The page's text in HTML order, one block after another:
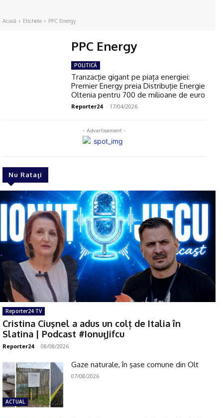
Acasă Etichete PPC Energy
PPC Energy
- Advertisement -
Nu Rataţi
Reporter24 TV
Cristina Ciuşnel a adus un colț de Italia în
Slatina | Podcast #IonuţJifcu
Reporter24 - 08/08/2026
ACTUAL
Gaze naturale, în şase comune din Olt
07/08/2026
POLITICĂ
Tranzacție gigant pe piața energiei:
Premier Energy preia Distribuție Energie
Oltenia pentru 700 de milioane de euro
Reporter24 - 17/04/2026